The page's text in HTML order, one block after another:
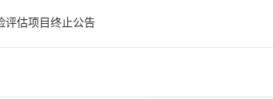
评估项目终止公告